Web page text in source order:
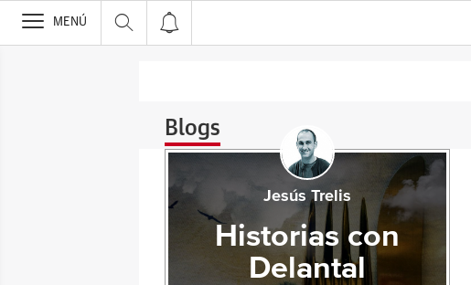
>
MENÚ
Blogs
Jesús Trelis
Historias con
Delantal